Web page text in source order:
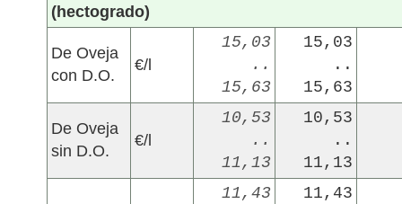
(hectogrado)
De Oveja
con D.O.
€/l
15,03
..
15,63
15,03
..
15,63
De Oveja
sin D.O.
€/l
10,53
..
11,13
10,53
..
11,13
11,43
11,43